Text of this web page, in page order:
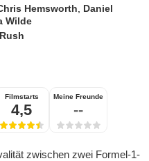
Hemsworth
Daniel
Wilde
Rush
Filmstarts
4,5
Meine Freunde
--
zwischen zwei Formel-1-